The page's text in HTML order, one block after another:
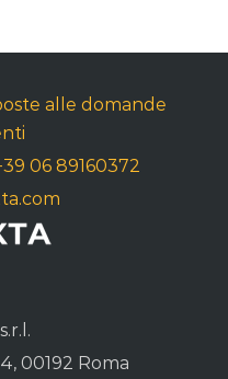
alle domande
06 89160372
00192 Roma